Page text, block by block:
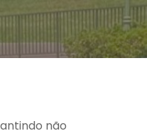
não